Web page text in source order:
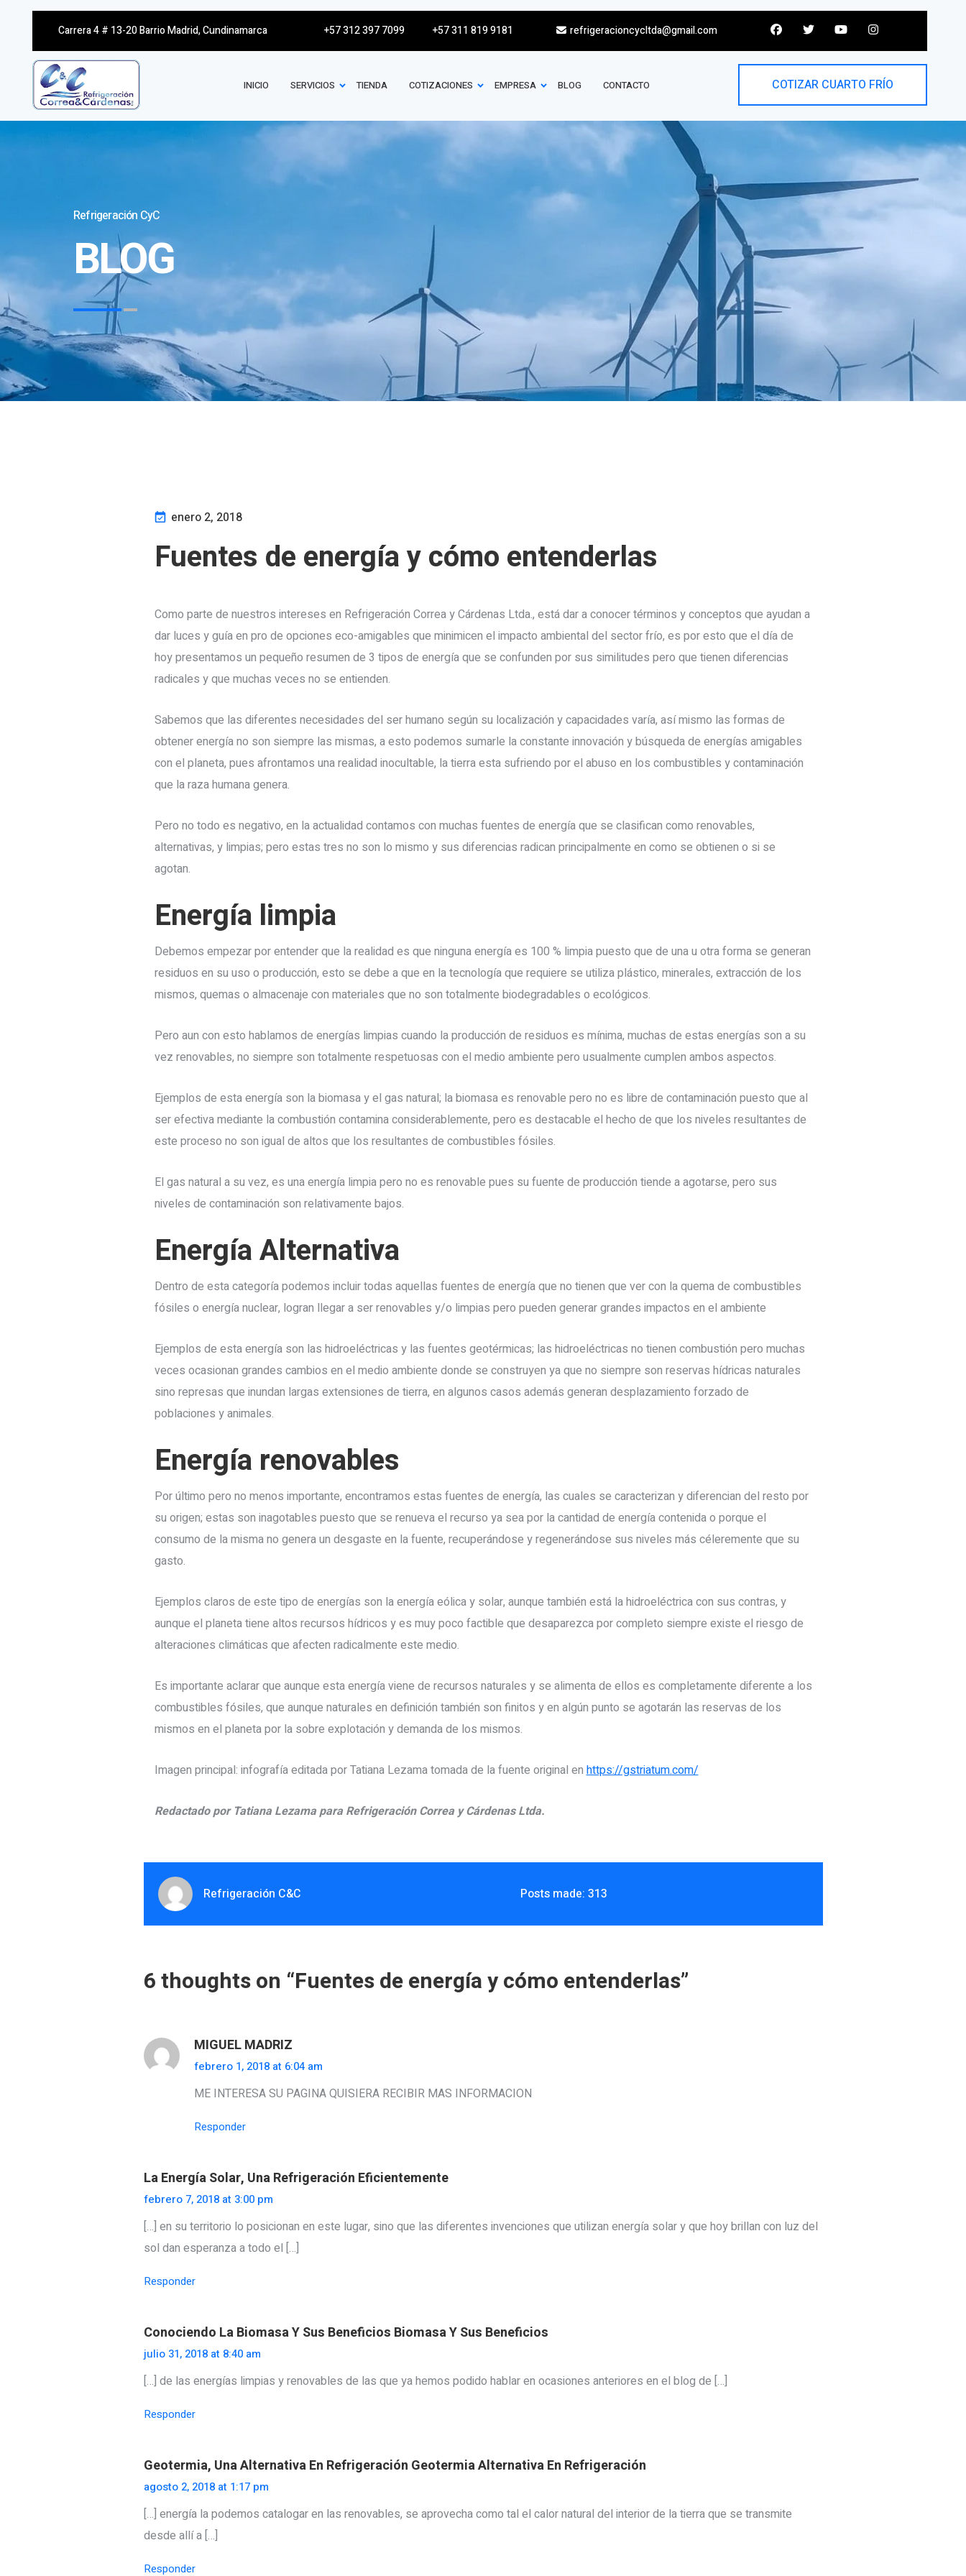
Carrera 4 # 13-20 Barrio Madrid, Cundinamarca +57 312 397 7099 +57 311 819 9181 refrigeracioncycltda@gmail.com
INICIO SERVICIOS TIENDA COTIZACIONES EMPRESA BLOG CONTACTO COTIZAR CUARTO FRÍO
Refrigeración CyC
BLOG
enero 2, 2018
Fuentes de energía y cómo entenderlas
Como parte de nuestros intereses en Refrigeración Correa y Cárdenas Ltda., está dar a conocer términos y conceptos que ayudan a
dar luces y guía en pro de opciones eco-amigables que minimicen el impacto ambiental del sector frío, es por esto que el día de
hoy presentamos un pequeño resumen de 3 tipos de energía que se confunden por sus similitudes pero que tienen diferencias
radicales y que muchas veces no se entienden.
Sabemos que las diferentes necesidades del ser humano según su localización y capacidades varía, así mismo las formas de
obtener energía no son siempre las mismas, a esto podemos sumarle la constante innovación y búsqueda de energías amigables
con el planeta, pues afrontamos una realidad inocultable, la tierra esta sufriendo por el abuso en los combustibles y contaminación
que la raza humana genera.
Pero no todo es negativo, en la actualidad contamos con muchas fuentes de energía que se clasifican como renovables,
alternativas, y limpias; pero estas tres no son lo mismo y sus diferencias radican principalmente en como se obtienen o si se
agotan.
Energía limpia
Debemos empezar por entender que la realidad es que ninguna energía es 100 % limpia puesto que de una u otra forma se generan
residuos en su uso o producción, esto se debe a que en la tecnología que requiere se utiliza plástico, minerales, extracción de los
mismos, quemas o almacenaje con materiales que no son totalmente biodegradables o ecológicos.
Pero aun con esto hablamos de energías limpias cuando la producción de residuos es mínima, muchas de estas energías son a su
vez renovables, no siempre son totalmente respetuosas con el medio ambiente pero usualmente cumplen ambos aspectos.
Ejemplos de esta energía son la biomasa y el gas natural; la biomasa es renovable pero no es libre de contaminación puesto que al
ser efectiva mediante la combustión contamina considerablemente, pero es destacable el hecho de que los niveles resultantes de
este proceso no son igual de altos que los resultantes de combustibles fósiles.
El gas natural a su vez, es una energía limpia pero no es renovable pues su fuente de producción tiende a agotarse, pero sus
niveles de contaminación son relativamente bajos.
Energía Alternativa
Dentro de esta categoría podemos incluir todas aquellas fuentes de energía que no tienen que ver con la quema de combustibles
fósiles o energía nuclear, logran llegar a ser renovables y/o limpias pero pueden generar grandes impactos en el ambiente
Ejemplos de esta energía son las hidroeléctricas y las fuentes geotérmicas; las hidroeléctricas no tienen combustión pero muchas
veces ocasionan grandes cambios en el medio ambiente donde se construyen ya que no siempre son reservas hídricas naturales
sino represas que inundan largas extensiones de tierra, en algunos casos además generan desplazamiento forzado de
poblaciones y animales.
Energía renovables
Por último pero no menos importante, encontramos estas fuentes de energía, las cuales se caracterizan y diferencian del resto por
su origen; estas son inagotables puesto que se renueva el recurso ya sea por la cantidad de energía contenida o porque el
consumo de la misma no genera un desgaste en la fuente, recuperándose y regenerándose sus niveles más céleremente que su
gasto.
Ejemplos claros de este tipo de energías son la energía eólica y solar, aunque también está la hidroeléctrica con sus contras, y
aunque el planeta tiene altos recursos hídricos y es muy poco factible que desaparezca por completo siempre existe el riesgo de
alteraciones climáticas que afecten radicalmente este medio.
Es importante aclarar que aunque esta energía viene de recursos naturales y se alimenta de ellos es completamente diferente a los
combustibles fósiles, que aunque naturales en definición también son finitos y en algún punto se agotarán las reservas de los
mismos en el planeta por la sobre explotación y demanda de los mismos.
Imagen principal: infografía editada por Tatiana Lezama tomada de la fuente original enhttps://gstriatum.com/
Redactado por Tatiana Lezama para Refrigeración Correa y Cárdenas Ltda.
Refrigeración C&C Posts made: 313
6 thoughts on “Fuentes de energía y cómo entenderlas”
MIGUEL MADRIZ
febrero 1, 2018 at 6:04 am
ME INTERESA SU PAGINA QUISIERA RECIBIR MAS INFORMACION
Responder
La Energía Solar, Una Refrigeración Eficientemente
febrero 7, 2018 at 3:00 pm
[…] en su territorio lo posicionan en este lugar, sino que las diferentes invenciones que utilizan energía solar y que hoy brillan con luz del
sol dan esperanza a todo el […]
Responder
Conociendo La Biomasa Y Sus Beneficios Biomasa Y Sus Beneficios
julio 31, 2018 at 8:40 am
[…] de las energías limpias y renovables de las que ya hemos podido hablar en ocasiones anteriores en el blog de […]
Responder
Geotermia, Una Alternativa En Refrigeración Geotermia Alternativa En Refrigeración
agosto 2, 2018 at 1:17 pm
[…] energía la podemos catalogar en las renovables, se aprovecha como tal el calor natural del interior de la tierra que se transmite
desde allí a […]
Responder